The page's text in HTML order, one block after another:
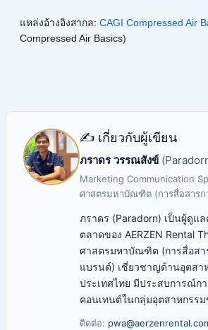
แหล่งอ้างอิงสากล: CAGI Compressed Air
Compressed Air Basics)
✍️ เกี่ยวกับผู้เขียน
ภราดร วรรณสังข์
Marketing Communication
ศาสตรมหาบัณฑิต (การสื่อสารก
ภราดร (Paradorn) เป็นผู้ดูแ
ตลาดของ AERZEN Rental
ศาสตรมหาบัณฑิต (การสื่อสา
แบรนด์) เชี่ยวชาญด้านอุตสา
ประเทศไทย มีประสบการณ์ก
คอนเทนต์ในกลุ่มอุตสาหกรรม
ติดต่อ: